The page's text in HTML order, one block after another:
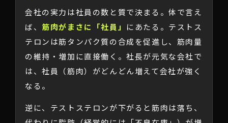
会社の実力は社員の数と質で決まる。体で言え
ば、 筋肉がまさに「社員」 にあたる。テストス
テロンは筋タンパク質の合成を促進し、筋肉量
の維持・増加に直接働く。社長が元気な会社で
は、社員（筋肉）がどんどん増えて会社が強く
なる。
逆に、テストステロンが下がると筋肉は落ち、